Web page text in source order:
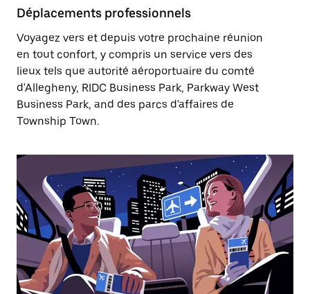
Déplacements professionnels
Voyagez vers et depuis votre prochaine réunion
en tout confort, y compris un service vers des
lieux tels que autorité aéroportuaire du comté
d'Allegheny, RIDC Business Park, Parkway West
Business Park, and des parcs d'affaires de
Township Town.